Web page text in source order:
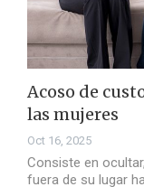
Acoso de
las mujeres
Oct 16, 2025
Consiste en
fuera de su lugar